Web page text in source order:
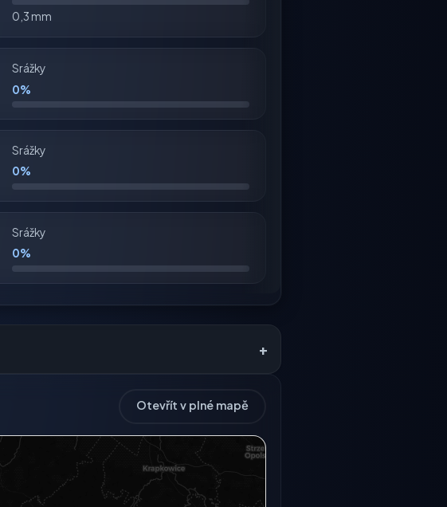
0,3 mm
Srážky
0%
Srážky
0%
Srážky
0%
+
Otevřít v plné mapě